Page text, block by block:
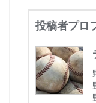
投稿者プロ